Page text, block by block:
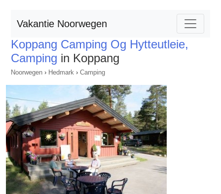
Vakantie Noorwegen
Koppang Camping Og Hytteutleie,
Camping in Koppang
Noorwegen › Hedmark › Camping